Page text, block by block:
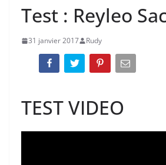
Test : Reyleo
31 janvier 2017 Rudy
TEST VIDEO